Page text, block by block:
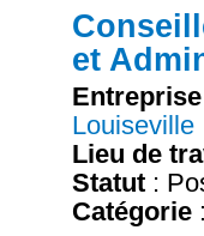
et
Entreprise
Louiseville
Lieu de
Statut :
Catégorie :